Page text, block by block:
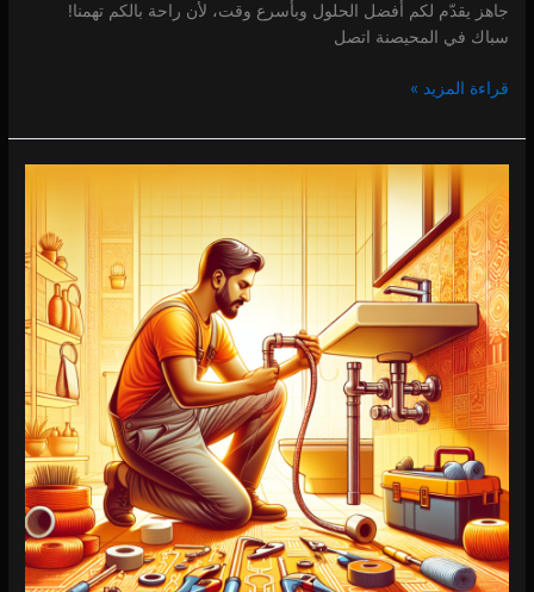
جاهز يقدّم لكم أفضل الحلول وبأسرع وقت، لأن راحة بالكم تهمنا!
سباك في المحيصنة اتصل
قراءة المزيد »
في
الكرامة
0 (0)